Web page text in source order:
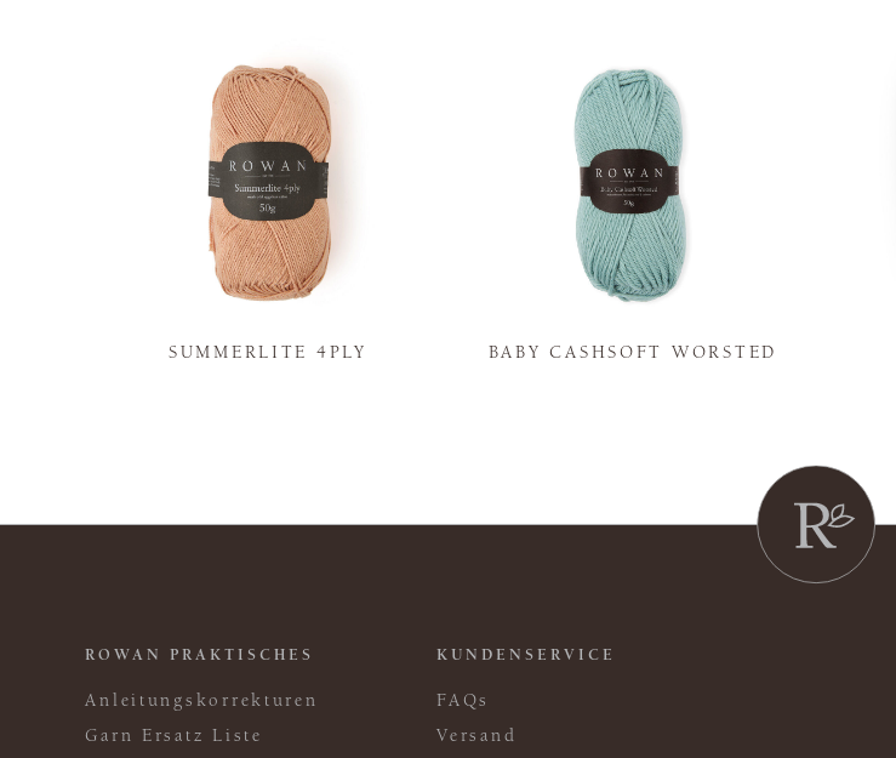
SUMMERLITE 4PLY BABY CASHSOFT WORSTED
ROWAN PRAKTISCHES
Anleitungskorrekturen
Garn Ersatz Liste
KUNDENSERVICE
FAQs
Versand